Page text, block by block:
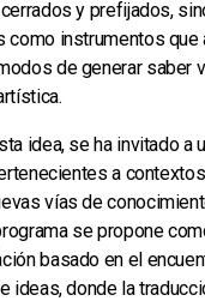
y prefijados,
como instrumentos que
de generar saber
idea, se ha invitado a
a
vías de
se propone
basado en el
ideas, donde la